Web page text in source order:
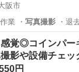
阪市
業 ・ 写真撮影・退
他 立会い
覚◎コインパー
撮影や設備チェッ
円